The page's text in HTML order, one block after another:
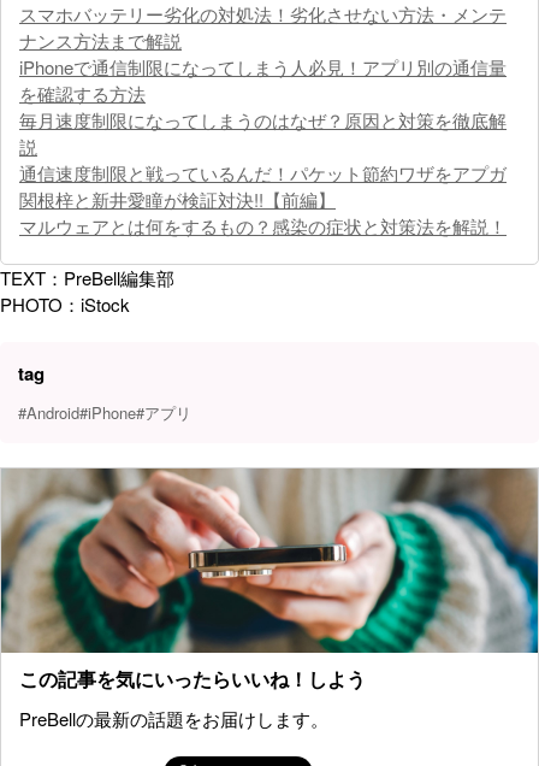
スマホバッテリー劣化の対処法！劣化させない方法・メンテ
ナンス方法まで解説
iPhoneで通信制限になってしまう人必見！アプリ別の通信量
を確認する方法
毎月速度制限になってしまうのはなぜ？原因と対策を徹底解
説
通信速度制限と戦っているんだ！パケット節約ワザをアプガ
関根梓と新井愛瞳が検証対決!!【前編】
マルウェアとは何をするもの？感染の症状と対策法を解説！
TEXT：PreBell編集部
PHOTO：iStock
tag
#Android#iPhone#アプリ
この記事を気にいったらいいね！しよう
PreBellの最新の話題をお届けします。